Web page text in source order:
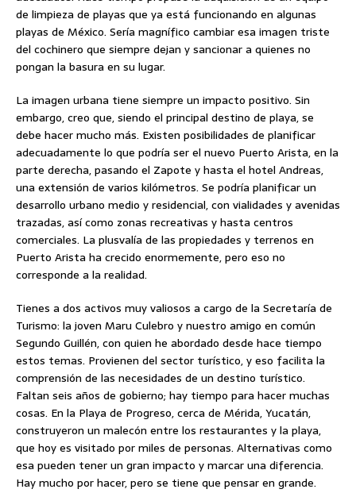
de limpieza de playas que ya está funcionando en algunas
playas de México. Sería magnífico cambiar esa imagen triste
del cochinero que siempre dejan y sancionar a quienes no
pongan la basura en su lugar.
La imagen urbana tiene siempre un impacto positivo. Sin
embargo, creo que, siendo el principal destino de playa, se
debe hacer mucho más. Existen posibilidades de planificar
adecuadamente lo que podría ser el nuevo Puerto Arista, en la
parte derecha, pasando el Zapote y hasta el hotel Andreas,
una extensión de varios kilómetros. Se podría planificar un
desarrollo urbano medio y residencial, con vialidades y avenidas
trazadas, así como zonas recreativas y hasta centros
comerciales. La plusvalía de las propiedades y terrenos en
Puerto Arista ha crecido enormemente, pero eso no
corresponde a la realidad.
Tienes a dos activos muy valiosos a cargo de la Secretaría de
Turismo: la joven Maru Culebro y nuestro amigo en común
Segundo Guillén, con quien he abordado desde hace tiempo
estos temas. Provienen del sector turístico, y eso facilita la
comprensión de las necesidades de un destino turístico.
Faltan seis años de gobierno; hay tiempo para hacer muchas
cosas. En la Playa de Progreso, cerca de Mérida, Yucatán,
construyeron un malecón entre los restaurantes y la playa,
que hoy es visitado por miles de personas. Alternativas como
esa pueden tener un gran impacto y marcar una diferencia.
Hay mucho por hacer, pero se tiene que pensar en grande.